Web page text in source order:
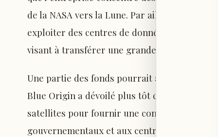
de la NASA vers la Lune. Par ailleurs, la
exploiter des centres de données spatiaux,
visant à transférer une grande capacité de
Une partie des fonds pourrait aussi être
Blue Origin a dévoilé plus tôt cette année.
satellites pour fournir une connectivité de
gouvernementaux et aux centres de données.